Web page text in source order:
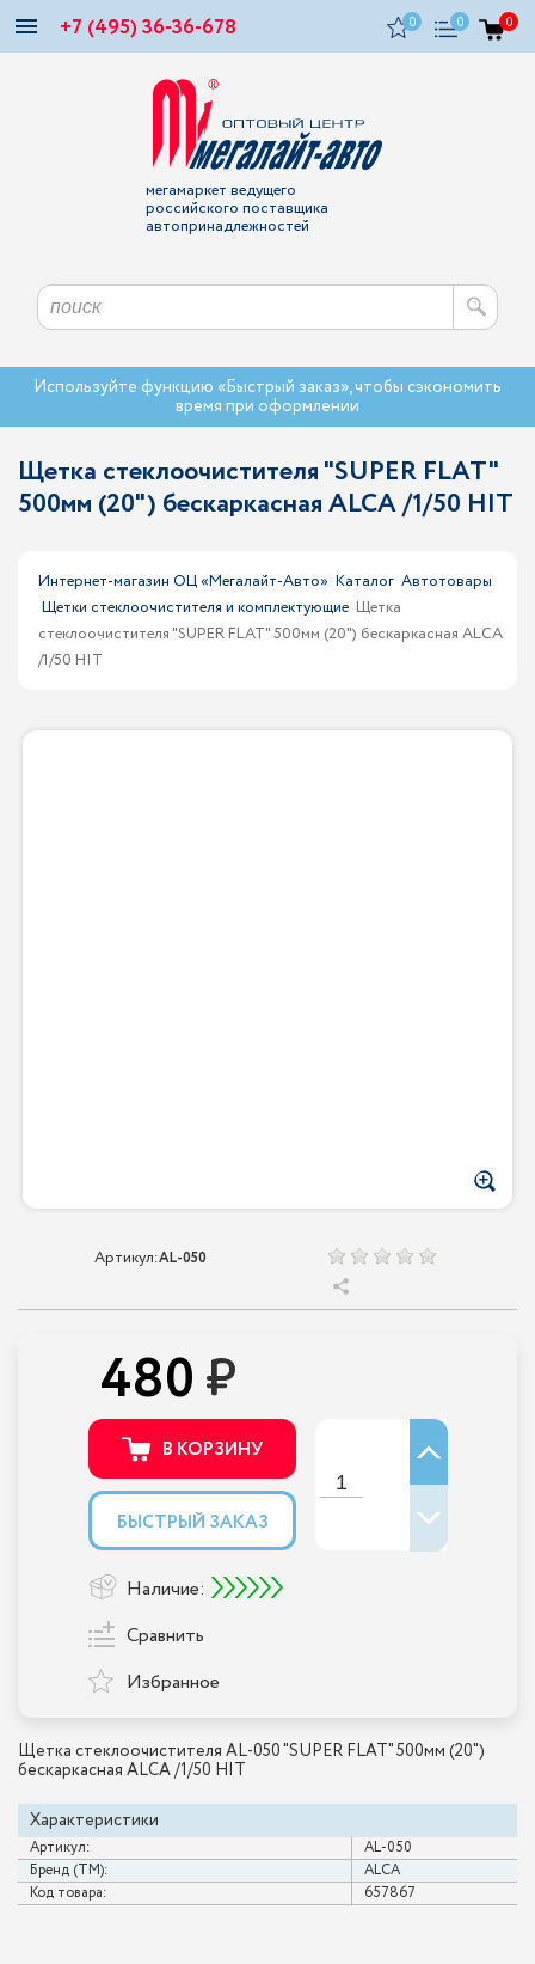
+7 (495) 36-36-678 0 0 0
мегамаркет ведущего
российского поставщика
автопринадлежностей
Используйте функцию «Быстрый заказ», чтобы сэкономить
время при оформлении
Щетка стеклоочистителя "SUPER FLAT"
500мм (20") беcкаркасная ALCA /1/50 HIT
Интернет-магазин ОЦ «Мегалайт-Авто» Каталог Автотовары
Щетки стеклоочистителя и комплектующие Щетка
стеклоочистителя "SUPER FLAT" 500мм (20") беcкаркасная ALCA
/1/50 HIT
Артикул:AL-050
Щетка стеклоочистителя AL-050 "SUPER FLAT" 500мм (20")
беcкаркасная ALCA /1/50 HIT
Характеристики
Артикул:
AL-050
Бренд (ТМ):
ALCA
Код товара:
657867
480
В КОРЗИНУ
БЫСТРЫЙ ЗАКАЗ
Наличие:
Сравнить
Избранное